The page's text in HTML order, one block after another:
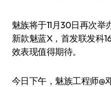
魅族将于11月30日再次举办新品发布会，预计会推出
新款魅蓝X，首发联发科
效表现值得期待。
今日下午，魅族工程师@